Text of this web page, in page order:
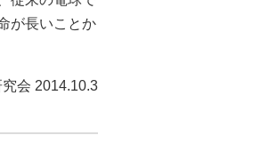
が長いことか
会 2014.10.3